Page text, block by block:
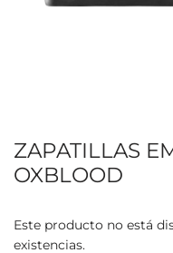
ZAPATILLAS
OXBLOOD
Este producto no está
existencias.